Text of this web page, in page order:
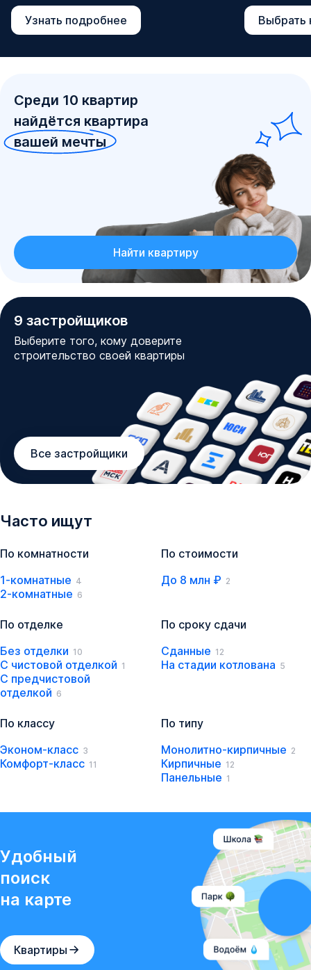
Узнать подробнее Выбрать
Среди 10 квартир
найдётся квартира
вашей мечты
Найти квартиру
9 застройщиков
Выберите того, кому доверите
строительство своей квартиры
Все застройщики
Часто ищут
По комнатности
1-комнатные 4
2-комнатные 6
По стоимости
До 8 млн ₽ 2
По отделке
Без отделки 10
С чистовой отделкой 1
С предчистовой
отделкой 6
По сроку сдачи
Сданные 12
На стадии котлована 5
По классу
Эконом-класс 3
Комфорт-класс 11
По типу
Монолитно-кирпичные 2
Кирпичные 12
Панельные 1
Удобный
поиск
на карте
Квартиры